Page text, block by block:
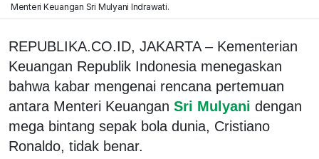
Menteri Keuangan Sri Mulyani Indrawati.
REPUBLIKA.CO.ID, JAKARTA – Kementerian
Keuangan Republik Indonesia menegaskan
bahwa kabar mengenai rencana pertemuan
antara Menteri Keuangan Sri Mulyani dengan
mega bintang sepak bola dunia, Cristiano
Ronaldo, tidak benar.